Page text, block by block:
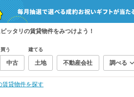
ッタリの賃貸物件をみつけよう！
う
中古
建てる
土地 不動産会社 調べる
賃貸物件を探す